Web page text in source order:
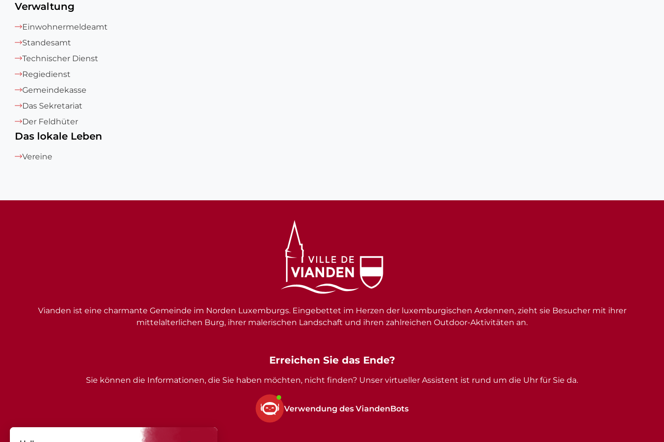
Verwaltung
Einwohnermeldeamt
Standesamt
Technischer Dienst
Regiedienst
Gemeindekasse
Das Sekretariat
Der Feldhüter
Das lokale Leben
Vereine
Erreichen Sie das Ende?
Sie können die Informationen, die Sie haben möchten, nicht finden? Unser virtueller Assistent ist rund um die Uhr für Sie da.
Verwendung des ViandenBots
Vianden ist eine charmante Gemeinde im Norden Luxemburgs. Eingebettet im Herzen der luxemburgischen Ardennen, zieht sie Besucher mit ihrer
mittelalterlichen Burg, ihrer malerischen Landschaft und ihren zahlreichen Outdoor-Aktivitäten an.